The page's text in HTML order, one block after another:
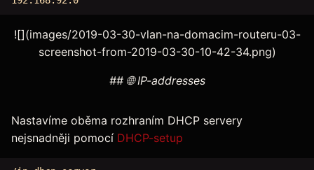
![](images/2019-03-30-vlan-na-domacim-routeru-03-
screenshot-from-2019-03-30-10-42-34.png)
## 🌐 IP-addresses
Nastavíme oběma rozhraním DHCP servery
nejsnadněji pomocí DHCP-setup